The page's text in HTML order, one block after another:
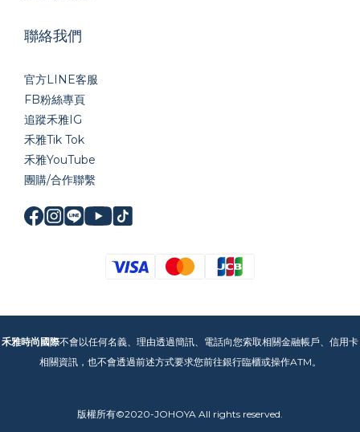
聯絡我們
官方LINE客服
FB粉絲專頁
追蹤禾雅IG
禾雅Tik Tok
禾雅YouTube
團購/合作聯繫
禾雅時尚國際不會以任何名義、理由透過簡訊、電話向您索取相關金融帳戶、信用卡
相關資訊，也不會透過前述方式要求您前往銀行臨櫃或操作ATM。
版權所有©2020-JOHOYA All rights reserved.